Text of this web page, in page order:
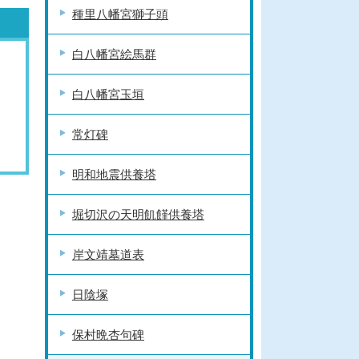
種里八幡宮獅子頭
白八幡宮絵馬群
白八幡宮玉垣
常灯碑
明和地震供養塔
堀切沢の天明飢饉供養塔
岸文靖墓道表
日陰塚
保村晩杏句碑